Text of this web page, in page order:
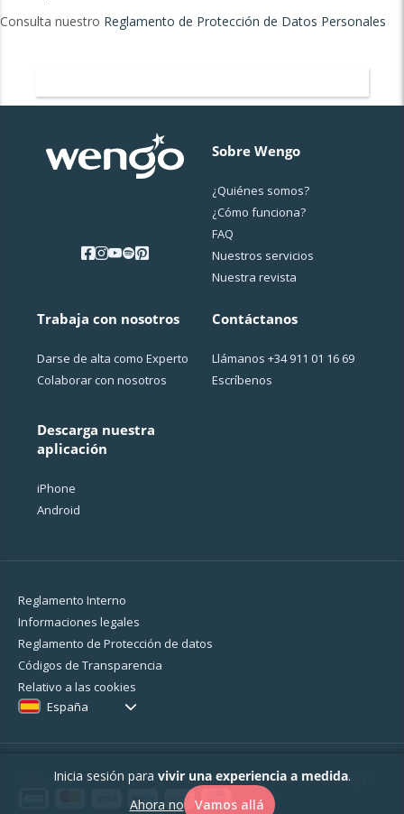
Consulta nuestro Reglamento de Protección de Datos Personales
Sobre Wengo
¿Quiénes somos?
¿Cо́mo funciona?
FAQ
Nuestros servicios
Nuestra revista
Trabaja con nosotros
Darse de alta como Experto
Colaborar con nosotros
Descarga nuestra
aplicación
iPhone
Android
Contáctanos
Llámanos +34 911 01 16 69
Escríbenos
Reglamento Interno
Informaciones legales
Reglamento de Protección de datos
Códigos de Transparencia
Relativo a las cookies
España
2026 - MyBestPro - 75 rue d'Amsterdam - 75008 Paris - Mención legal
Inicia sesión para vivir una experiencia a medida.
Ahora no
Vamos allá